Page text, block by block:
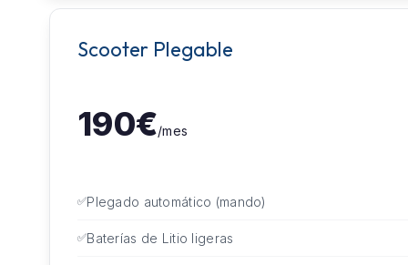
Scooter Plegable
190€/mes
Plegado automático (mando)
Baterías de Litio ligeras